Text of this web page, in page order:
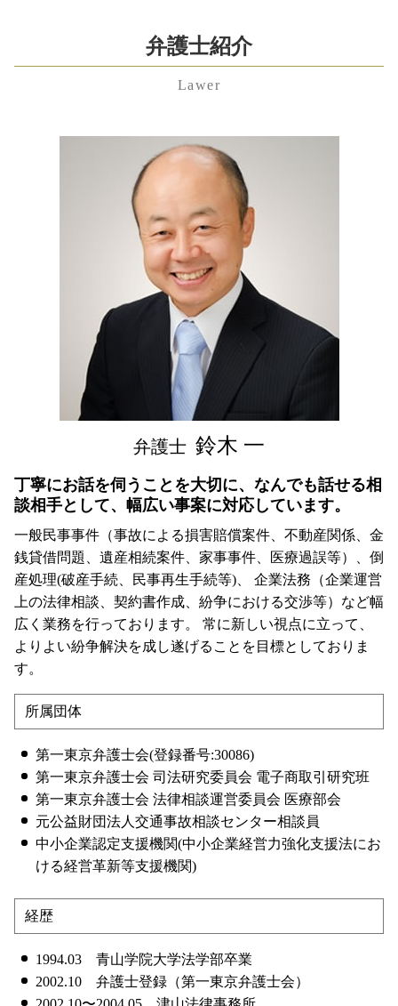
性格の不一致 離婚 慰謝料
円満 離婚
合同 会社 から 株式
株式交換 仕訳
m&a デメリット
パワハラ防止法 罰則
相続 手続き 期限
遺産分割協議
遺言 弁護士
相続人 調査 方法
公正証書遺言 費用
成年後見 弁護士
成年後見制度 手続き
不当解雇 相談
残業代請求 時効
労働問題 弁護士 東京
不当解雇 慰謝料
不当解雇 慰謝料 相場
労働問題 弁護士 費用
中央区 不貞行為 弁護士 相談
東京都 養育費 弁護士 相談
神奈川県 企業法務 弁護士 相談
埼玉県 不当解雇 弁護士 相談
神奈川県 労働問題 弁護士 相談
中央区 顧問弁護士 弁護士 相談
埼玉県 不貞行為 弁護士 相談
渋谷区 相続 弁護士 相談
千葉県 不貞行為 弁護士 相談
埼玉県 離婚 弁護士 相談
埼玉県 遺産分割協議 弁護士 相談
神奈川県 相続放棄 弁護士 相談
中央区 相続 弁護士 相談
中央区 相続放棄 弁護士 相談
東京都 遺留分 弁護士 相談
東京都 相続放棄 弁護士 相談
弁護士紹介
Lawer
弁護士 鈴木 一
丁寧にお話を伺うことを大切に、なんでも話せる相
談相手として、幅広い事案に対応しています。
一般民事事件（事故による損害賠償案件、不動産関係、金
銭貸借問題、遺産相続案件、家事事件、医療過誤等）、倒
産処理(破産手続、民事再生手続等)、 企業法務（企業運営
上の法律相談、契約書作成、紛争における交渉等）など幅
広く業務を行っております。 常に新しい視点に立って、
よりよい紛争解決を成し遂げることを目標としておりま
す。
所属団体
第一東京弁護士会(登録番号:30086)
第一東京弁護士会 司法研究委員会 電子商取引研究班
第一東京弁護士会 法律相談運営委員会 医療部会
元公益財団法人交通事故相談センター相談員
中小企業認定支援機関(中小企業経営力強化支援法にお
ける経営革新等支援機関)
経歴
1994.03 青山学院大学法学部卒業
2002.10 弁護士登録（第一東京弁護士会）